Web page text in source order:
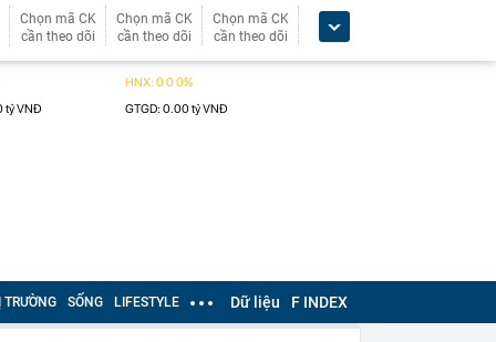
Chọn mã CK
cần theo dõi
Chọn mã CK
cần theo dõi
Chọn mã CK
cần theo dõi
TRƯỜNG SỐNG LIFESTYLE Dữ liệu F INDEX